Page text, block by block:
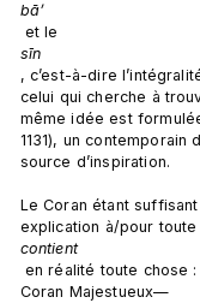
bā’
et le
sīn
, c’est-à-dire
celui qui cherche à
même idée est
1131), un contemporain
source d’inspiration.
Le Coran étant
explication à/pour
contient
Coran Majestueux—